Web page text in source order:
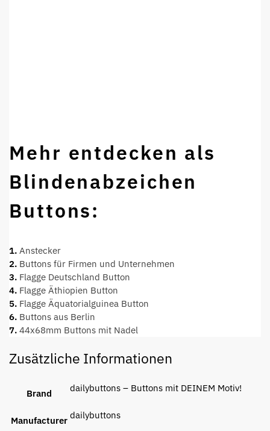
Mehr entdecken als
Blindenabzeichen
Buttons:
1. Anstecker
2. Buttons für Firmen und Unternehmen
3. Flagge Deutschland Button
4. Flagge Äthiopien Button
5. Flagge Äquatorialguinea Button
6. Buttons aus Berlin
7. 44x68mm Buttons mit Nadel
Zusätzliche Informationen
Brand dailybuttons – Buttons mit DEINEM Motiv!
Manufacturer dailybuttons